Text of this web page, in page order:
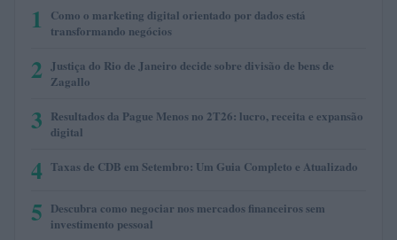
1
Como o marketing digital orientado por dados está
transformando negócios
2
Justiça do Rio de Janeiro decide sobre divisão de bens de
Zagallo
3 Resultados da Pague Menos no 2T26: lucro, receita e expansão
digital
4 Taxas de CDB em Setembro: Um Guia Completo e Atualizado
5 Descubra como negociar nos mercados financeiros sem
investimento pessoal